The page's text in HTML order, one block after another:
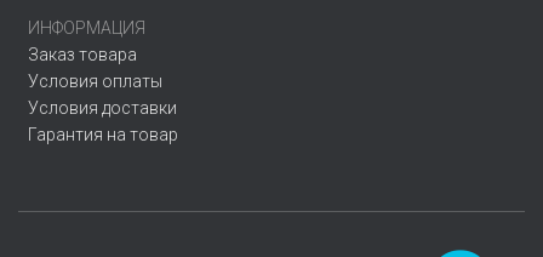
ИНФОРМАЦИЯ
Заказ товара
Условия оплаты
Условия доставки
Гарантия на товар